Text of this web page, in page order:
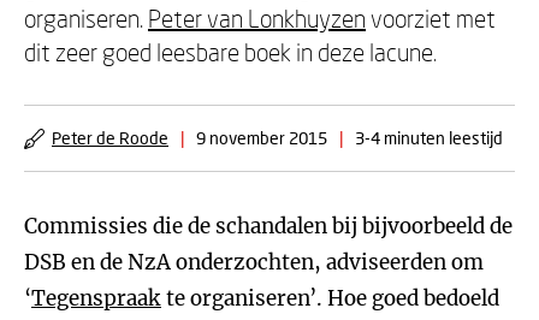
organiseren. Peter van Lonkhuyzen voorziet met
dit zeer goed leesbare boek in deze lacune.
Peter de Roode | 9 november 2015 | 3-4 minuten leestijd
Commissies die de schandalen bij bijvoorbeeld de
DSB en de NzA onderzochten, adviseerden om
‘Tegenspraakte organiseren’. Hoe goed bedoeld